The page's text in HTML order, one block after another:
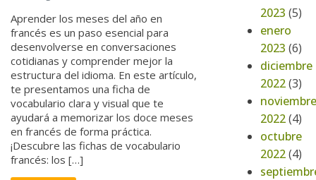
Aprender los meses del año en
francés es un paso esencial para
desenvolverse en conversaciones
cotidianas y comprender mejor la
estructura del idioma. En este artículo,
te presentamos una ficha de
vocabulario clara y visual que te
ayudará a memorizar los doce meses
en francés de forma práctica.
¡Descubre las fichas de vocabulario
francés: los […]
2023 (5)
enero
2023 (6)
diciembre
2022(3)
noviembre
2022(4)
octubre
2022(4)